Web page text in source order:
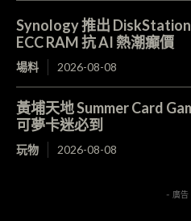
Synology 推出
ECC RAM 抗 AI 熱潮癲價
場料 2026-08-08
黃埔天地 Summer Card
可夢卡迷必到
玩物 2026-08-08
- 廣告